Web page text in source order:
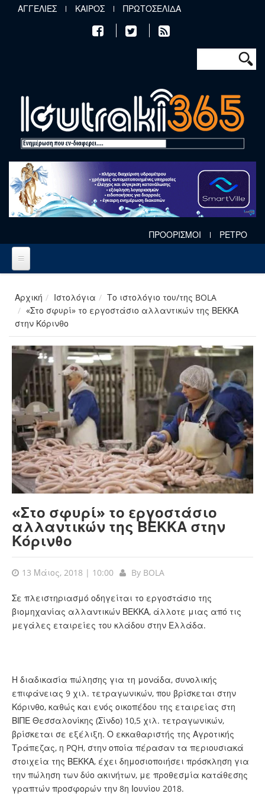
Παράκαμψη προς το κυρίως περιεχόμενο
ΑΓΓΕΛΙΕΣ ΚΑΙΡΟΣ ΠΡΩΤΟΣΕΛΙΔΑ
Φόρμα
Αναζήτηση
ΠΡΟΟΡΙΣΜΟΙ ΡΕΤΡΟ
Αρχική Ιστολόγια
Το ιστολόγιο του/της BOLA
«Στο σφυρί» το εργοστάσιο αλλαντικών της ΒΕΚΚΑ
στην Κόρινθο
«Στο σφυρί» το εργοστάσιο
αλλαντικών της ΒΕΚΚΑ στην
Κόρινθο
13 Μάιος, 2018 | 10:00 By BOLA
Σε πλειστηριασμό οδηγείται το εργοστάσιο της
βιομηχανίας αλλαντικών ΒΕΚΚΑ, άλλοτε μιας από τις
μεγάλες εταιρείες του κλάδου στην Ελλάδα.
Η διαδικασία πώλησης για τη μονάδα, συνολικής
επιφάνειας 9 χιλ. τετραγωνικών, που βρίσκεται στην
Κόρινθο, καθώς και ενός οικοπέδου της εταιρείας στη
ΒΙΠΕ Θεσσαλονίκης (Σίνδο) 10,5 χιλ. τετραγωνικών,
βρίσκεται σε εξέλιξη. Ο εκκαθαριστής της Αγροτικής
Τράπεζας, η PQH, στην οποία πέρασαν τα περιουσιακά
στοιχεία της ΒΕΚΚΑ, έχει δημοσιοποιήσει πρόσκληση για
την πώληση των δύο ακινήτων, με προθεσμία κατάθεσης
γραπτών προσφορών την 8η Ιουνίου 2018.